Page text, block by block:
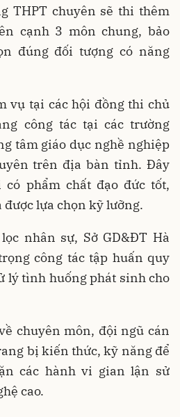
THPT chuyên sẽ thi thêm
cạnh 3 môn chung, bảo
đúng đối tượng có năng
vụ tại các hội đồng thi chủ
công tác tại các trường
tâm giáo dục nghề nghiệp
trên địa bàn tỉnh. Đây
phẩm chất đạo đức tốt,
lựa chọn kỹ lưỡng.
nhân sự, Sở GD&ĐT Hà
công tác tập huấn quy
lý tình huống phát sinh cho
chuyên môn, đội ngũ cán
bị kiến thức, kỹ năng để
các hành vi gian lận sử
cao.